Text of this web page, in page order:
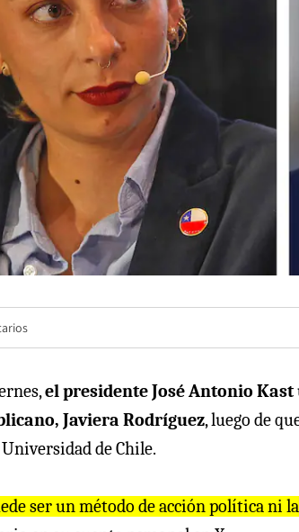
el presidente José Antonio
Javiera Rodríguez, luego de
de Chile.
ser un método de acción política ni